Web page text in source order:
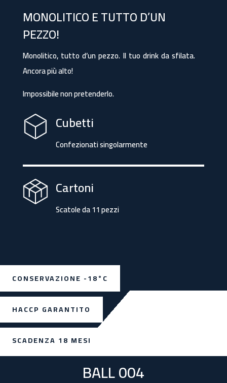
MONOLITICO E TUTTO D’UN
PEZZO!
Monolitico, tutto d’un pezzo. Il tuo drink da sfilata.
Ancora più alto!
Impossibile non pretenderlo.
Cubetti
Confezionati singolarmente
Cartoni
Scatole da 11 pezzi
CONSERVAZIONE -18°C
HACCP GARANTITO
SCADENZA 18 MESI
BALL 004